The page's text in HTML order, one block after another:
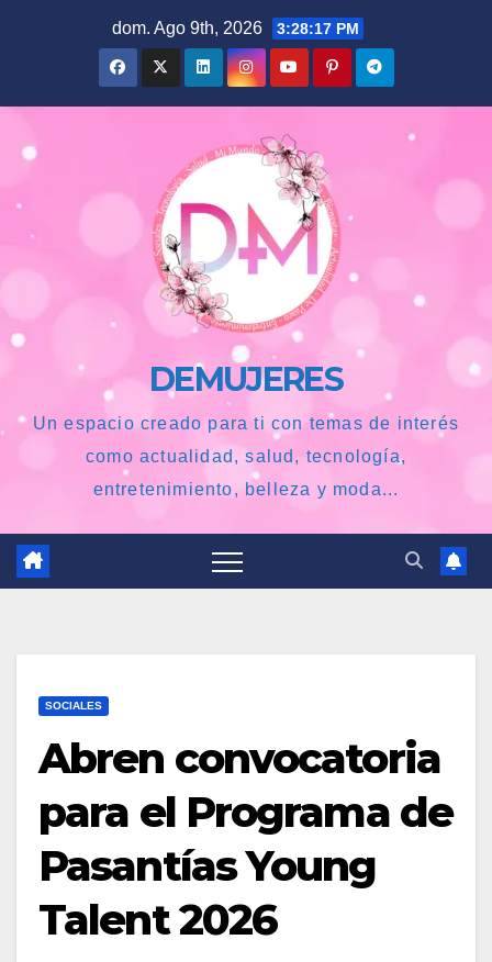
dom. Ago 9th, 2026 3:28:18 PM
DEMUJERES
Un espacio creado para ti con temas de interés
como actualidad, salud, tecnología,
entretenimiento, belleza y moda...
SOCIALES
Abren convocatoria
para el Programa de
Pasantías Young
Talent 2026